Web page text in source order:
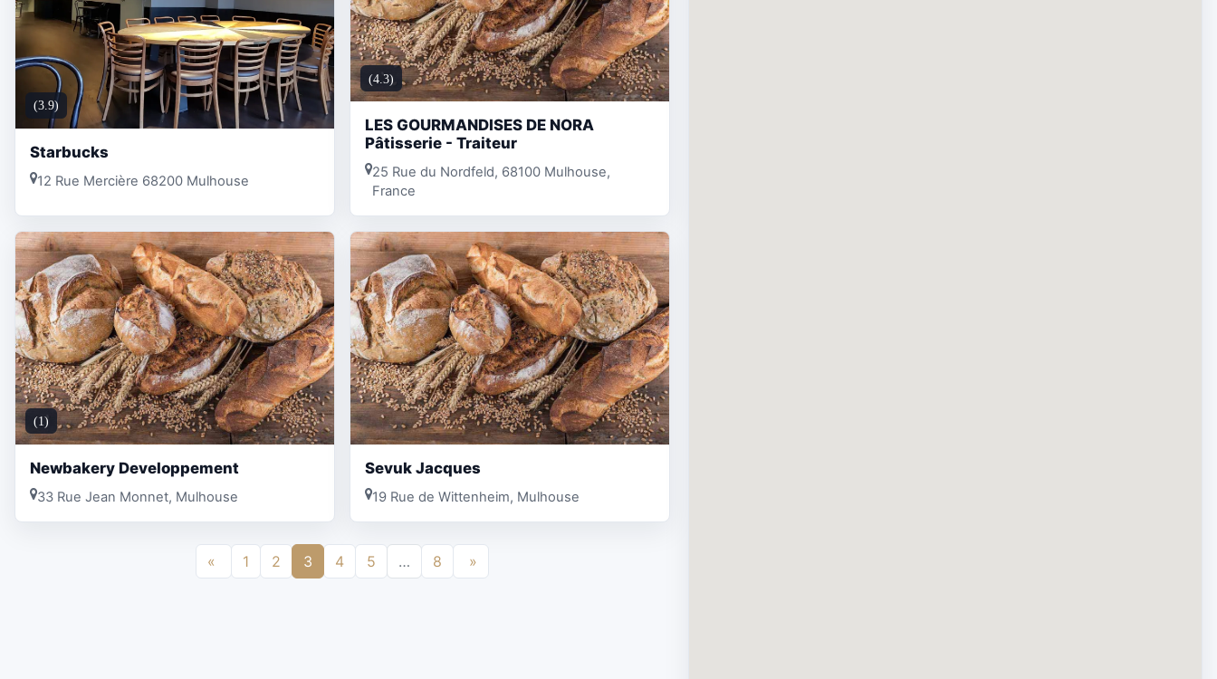
(3.9)
Starbucks
12 Rue Mercière 68200 Mulhouse
(4.3)
LES GOURMANDISES DE NORA
Pâtisserie - Traiteur
25 Rue du Nordfeld, 68100 Mulhouse,
France
(1)
Newbakery Developpement
33 Rue Jean Monnet, Mulhouse
Sevuk Jacques
19 Rue de Wittenheim, Mulhouse
« 1 2 3 4 5 … 8 »